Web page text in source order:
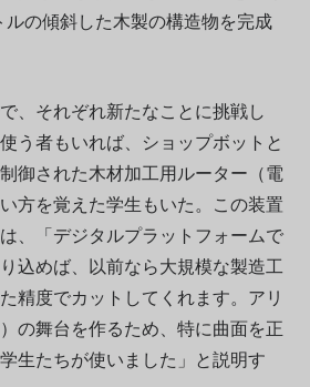
の傾斜した木製の構造物を完成
、それぞれ新たなことに挑戦し
う者もいれば、ショップボットと
御された木材加工用ルーター（電
方を覚えた学生もいた。この装置
、「デジタルプラットフォームで
込めば、以前なら大規模な製造工
精度でカットしてくれます。アリ
の舞台を作るため、特に曲面を正
生たちが使いました」と説明す